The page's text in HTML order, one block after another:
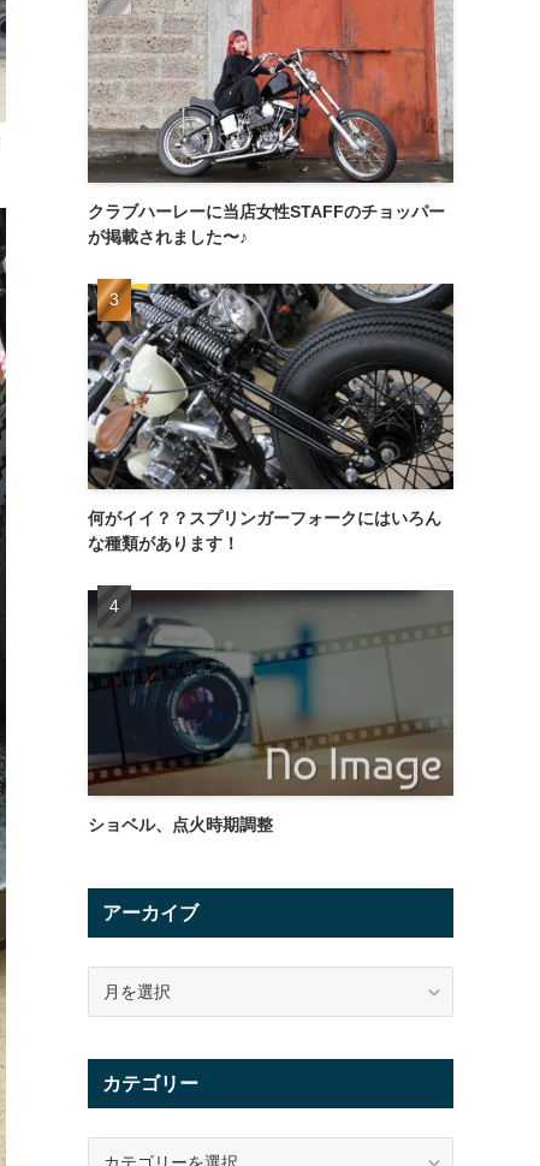
クラブハーレーに当店女性STAFFのチョッパー
が掲載されました〜♪
何がイイ？？スプリンガーフォークにはいろん
な種類があります！
ショベル、点火時期調整
アーカイブ
イ
カテゴリー